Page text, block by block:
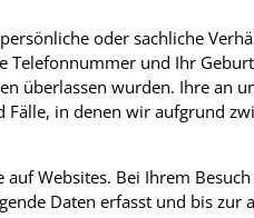
oder sachliche
und Ihr
überlassen wurden. Ihre
in denen wir aufgrund
Websites. Bei Ihrem
Daten erfasst und bis zur